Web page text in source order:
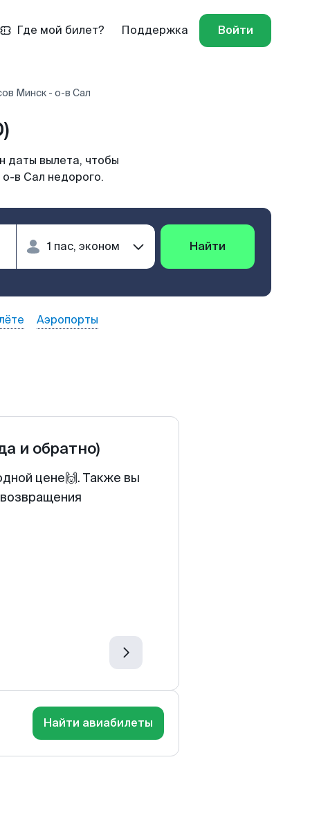
Где мой билет? Поддержка Войти
Минск - о-в Сал
даты вылета, чтобы
в Сал недорого.
Найти
Аэропорты
и обратно)
цене🙌. Также вы
Найти авиабилеты